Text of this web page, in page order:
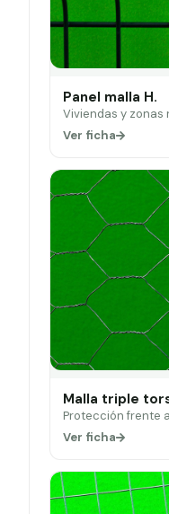
Panel malla H.
Viviendas y zonas
Ver ficha
Malla triple
Protección frente
Ver ficha